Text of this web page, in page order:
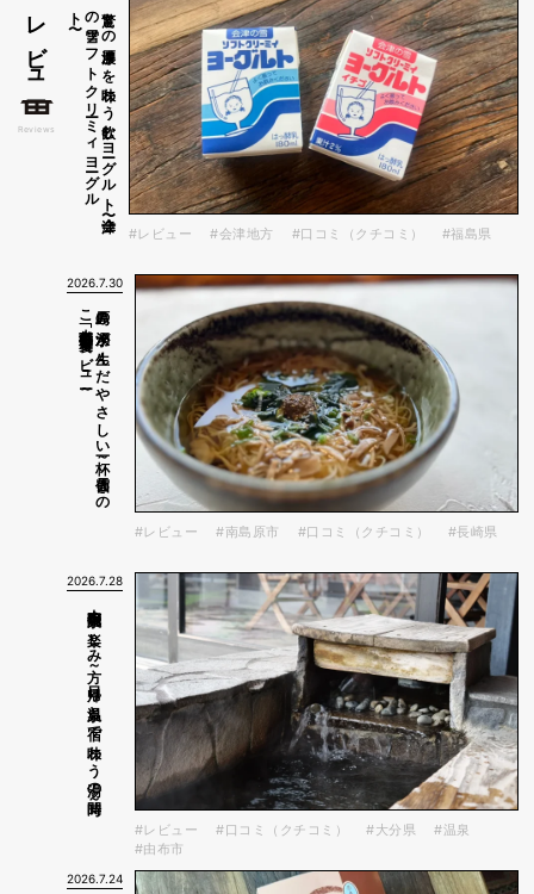
レビュー
Reviews 驚き
の
濃厚さ
を
味わ
う
飲む
ヨ
ーグ
ル
ト
〜会津
の
雪ソ
フ
ト
ク
リ
ーミ
ィ
ヨ
ーグ
ル
ト
〜
#レビュー #会津地方 #口コミ（クチコミ） #福島県
2026.7.30
島原の
湧水が
生ん
だ
や
さ
し
い
一杯～
雲仙き
の
こ
本舗「養々麺」実食レ
ビ
ュ
ー～
#レビュー #南島原市 #口コミ（クチコミ） #長崎県
2026.7.28
由布院温泉の楽しみ方～日帰り温泉と宿で味わう湯の時間～
#レビュー #口コミ（クチコミ） #大分県
#温泉
#由布市
2026.7.24